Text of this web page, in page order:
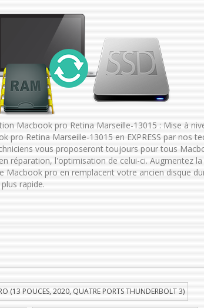
Macbook pro Retina Marseille-13015 : Mise à
pro Retina Marseille-13015 en EXPRESS par nos
vous proposeront toujours pour tous
réparation, l'optimisation de celui-ci. Augmentez la
Macbook pro en remplacent votre ancien disque
rapide.
(13 POUCES, 2020, QUATRE PORTS THUNDERBOLT 3)